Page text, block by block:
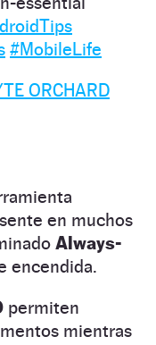
#MobileLife
ORCHARD
en muchos
Always-
encendida.
permiten
mientras